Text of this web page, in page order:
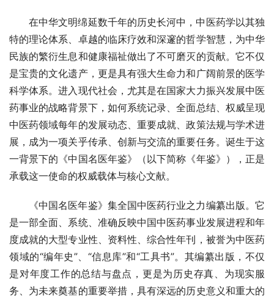
在中华文明绵延数千年的历史长河中，中医药学以其独
特的理论体系、卓越的临床疗效和深邃的哲学智慧，为中华
民族的繁衍生息和健康福祉做出了不可磨灭的贡献。它不仅
是宝贵的文化遗产，更是具有强大生命力和广阔前景的医学
科学体系。进入现代社会，尤其是在国家大力振兴发展中医
药事业的战略背景下，如何系统记录、全面总结、权威呈现
中医药领域每年的发展动态、重要成就、政策法规与学术进
展，成为一项关乎传承、创新与交流的重要任务。诞生于这
一背景下的《中国名医年鉴》（以下简称《年鉴》），正是
承载这一使命的权威载体与核心文献。
《中国名医年鉴》集全国中医药行业之力编纂出版。它
是一部全面、系统、准确反映中国中医药事业发展进程和年
度成就的大型专业性、资料性、综合性年刊，被誉为中医药
领域的“编年史”、“信息库”和“工具书”。其编纂出版，不仅
是对年度工作的总结与盘点，更是为历史存真、为现实服
务、为未来奠基的重要举措，具有深远的历史意义和重大的